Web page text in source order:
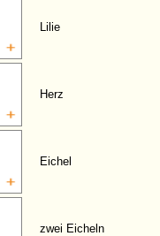
Lilie
Herz
Eichel
zwei Eicheln